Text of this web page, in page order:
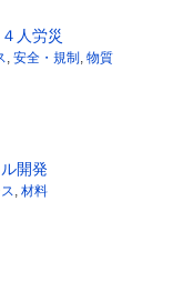
人労災
, 安全・規制 , 物質
開発
, 材料